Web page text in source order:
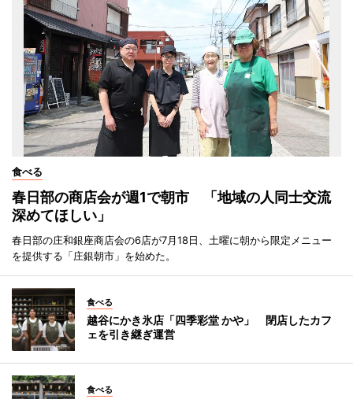
食べる
春日部の商店会が週1で朝市 「地域の人同士交流
深めてほしい」
春日部の庄和銀座商店会の6店が7月18日、土曜に朝から限定メニュー
を提供する「庄銀朝市」を始めた。
食べる
越谷にかき氷店「四季彩堂 かや」 閉店したカフ
ェを引き継ぎ運営
食べる